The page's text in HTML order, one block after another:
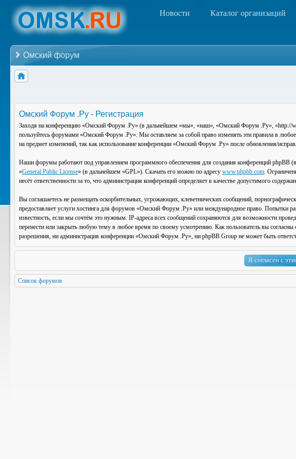
Новости Каталог организаций
Омский форум
Омский Форум .Ру - Регистрация
Заходя на конференцию «Омский Форум .Ру» (в дальнейшем «мы», «наш», «Омский Форум .Ру», «http://
пользуйтесь форумами «Омский Форум .Ру». Мы оставляем за собой право изменять эти правила в
на предмет изменений, так как использование конференции «Омский Форум .Ру» после обновления/
Наши форумы работают под управлением программного обеспечения для создания конференций
«General Public License» (в дальнейшем «GPL»). Скачать его можно по адресу www.phpbb.com.
несёт ответственности за то, что администрация конференций определяет в качестве допустимого
Вы соглашаетесь не размещать оскорбительных, угрожающих, клеветнических сообщений,
предоставляет услуги хостинга для форумов «Омский Форум .Ру» или международное право. Попытки
известность, если мы сочтём это нужным. IP-адреса всех сообщений сохраняются для возможности
перенести или закрыть любую тему в любое время по своему усмотрению. Как пользователь вы
разрешения, ни администрация конференции «Омский Форум .Ру», ни phpBB Group не может быть
Список форумов